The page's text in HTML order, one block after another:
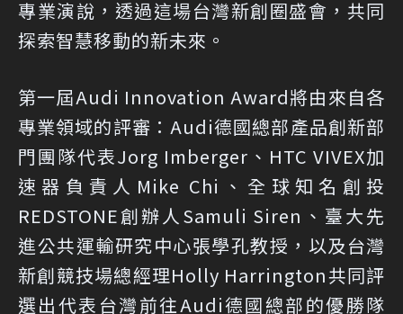
專業演說，透過這場台灣新創圈盛會，共同
探索智慧移動的新未來。
第一屆Audi Innovation Award將由來自各
專業領域的評審：Audi德國總部產品創新部
門團隊代表Jorg Imberger、HTC VIVEX加
速器負責人Mike Chi、全球知名創投
REDSTONE創辦人Samuli Siren、臺大先
進公共運輸研究中心張學孔教授，以及台灣
新創競技場總經理Holly Harrington共同評
選出代表台灣前往Audi德國總部的優勝隊